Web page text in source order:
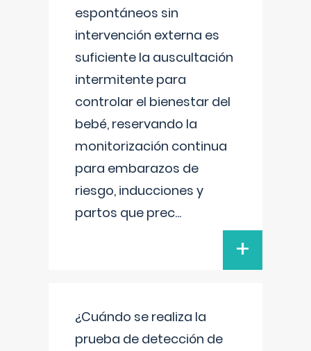
espontáneos sin
intervención externa es
suficiente la auscultación
intermitente para
controlar el bienestar del
bebé, reservando la
monitorización continua
para embarazos de
riesgo, inducciones y
partos que prec...
+
¿Cuándo se realiza la
prueba de detección de